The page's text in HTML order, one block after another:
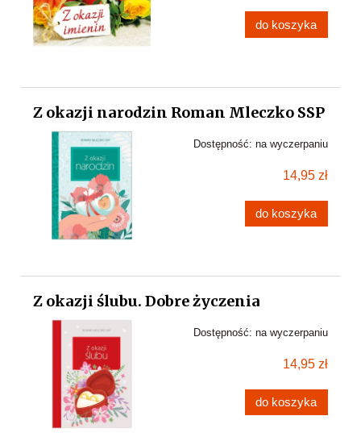
do koszyka
Z okazji narodzin Roman Mleczko SSP
Dostępność: na wyczerpaniu
14,95 zł
do koszyka
Z okazji ślubu. Dobre życzenia
Dostępność: na wyczerpaniu
14,95 zł
do koszyka